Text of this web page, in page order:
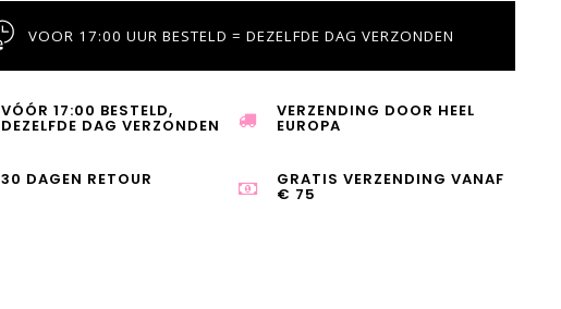
VOOR 17:00 UUR BESTELD = DEZELFDE DAG VERZONDEN
VÓÓR 17:00 BESTELD,
DEZELFDE DAG VERZONDEN
VERZENDING DOOR HEEL
EUROPA
30 DAGEN RETOUR GRATIS VERZENDING VANAF
€ 75